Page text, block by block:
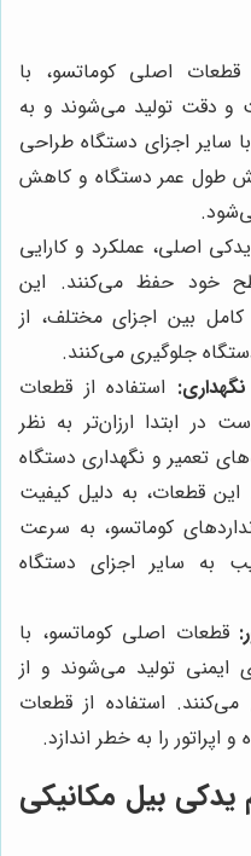
قطعات اصلی کوماتسو، با
و دقت تولید می‌شوند و به
سایر اجزای دستگاه طراحی
طول عمر دستگاه و کاهش
یدکی اصلی، عملکرد و کارایی
خود حفظ می‌کنند. این
بین اجزای مختلف، از
جلوگیری می‌کنند.
استفاده از قطعات
در ابتدا ارزان‌تر به نظر
تعمیر و نگهداری دستگاه
قطعات، به دلیل کیفیت
کوماتسو، به سرعت
به سایر اجزای دستگاه
قطعات اصلی کوماتسو، با
ایمنی تولید می‌شوند و از
می‌کنند. استفاده از قطعات
اپراتور را به خطر اندازد.
یدکی بیل مکانیکی